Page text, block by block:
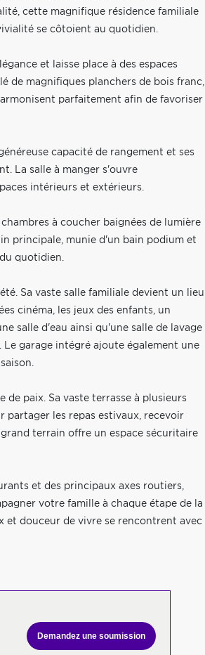
cette magnifique résidence familiale
se côtoient au quotidien.
et laisse place à des espaces
de magnifiques planchers de bois franc,
parfaitement afin de favoriser
capacité de rangement et ses
La salle à manger s'ouvre
intérieurs et extérieurs.
à coucher baignées de lumière
principale, munie d'un bain podium et
quotidien.
Sa vaste salle familiale devient un lieu
cinéma, les jeux des enfants, un
salle d'eau ainsi qu'une salle de lavage
garage intégré ajoute également une
paix. Sa vaste terrasse à plusieurs
partager les repas estivaux, recevoir
terrain offre un espace sécuritaire
et des principaux axes routiers,
votre famille à chaque étape de la
et douceur de vivre se rencontrent avec
Demandez une soumission